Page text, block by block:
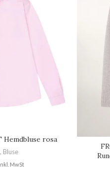
Hemdbluse rosa
, Bluse
MwSt